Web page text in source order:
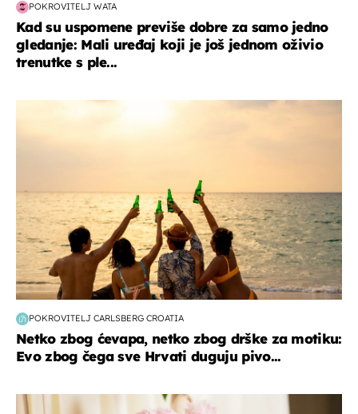
POKROVITELJ WATA
Kad su uspomene previše dobre za samo jedno
gledanje: Mali uređaj koji je još jednom oživio
trenutke s ple...
POKROVITELJ CARLSBERG CROATIA
Netko zbog ćevapa, netko zbog drške za motiku:
Evo zbog čega sve Hrvati duguju pivo...
moda & ljepota